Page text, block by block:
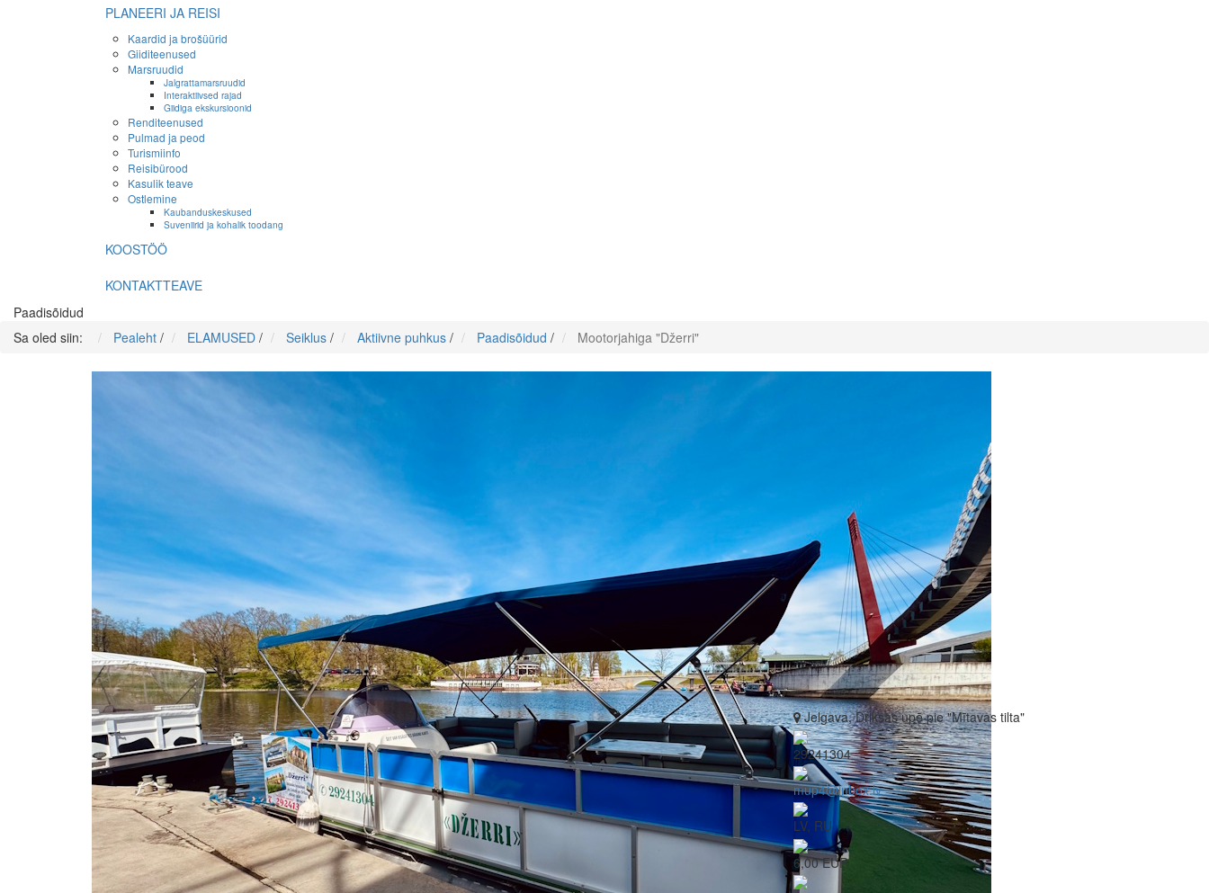
PLANEERI JA REISI
Kaardid ja brošüürid
Giiditeenused
Marsruudid
Jalgrattamarsruudid
Interaktiivsed rajad
Giidiga ekskursioonid
Renditeenused
Pulmad ja peod
Turismiinfo
Reisibürood
Kasulik teave
Ostlemine
Kaubanduskeskused
Suveniirid ja kohalik toodang
KOOSTÖÖ
KONTAKTTEAVE
Paadisõidud
Sa oled siin:
Pealeht / ELAMUSED / Seiklus / Aktiivne puhkus / Paadisõidud / Mootorjahiga "Džerri"
Jelgava, Driksas upē pie "Mītavas tilta"
29241304
mup4@inbox.lv
LV, RU
6,00 EUR